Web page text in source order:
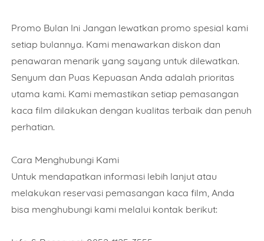
Promo Bulan Ini Jangan lewatkan promo spesial kami
setiap bulannya. Kami menawarkan diskon dan
penawaran menarik yang sayang untuk dilewatkan.
Senyum dan Puas Kepuasan Anda adalah prioritas
utama kami. Kami memastikan setiap pemasangan
kaca film dilakukan dengan kualitas terbaik dan penuh
perhatian.
Cara Menghubungi Kami
Untuk mendapatkan informasi lebih lanjut atau
melakukan reservasi pemasangan kaca film, Anda
bisa menghubungi kami melalui kontak berikut: